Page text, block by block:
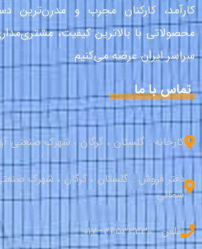
کارآمد، کارکنان مجرب و مدرن‌ترین
محصولاتی با بالاترین کیفیت،
سراسر ایران عرضه می‌کنیم.
تماس با ما
کارخانه : گلستان ، گرگان ، شهرک صنعتی
شمالی
تلفن : 34533330–017